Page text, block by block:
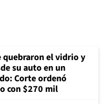
quebraron el vidrio y
su auto en un
Corte ordenó
con $270 mil